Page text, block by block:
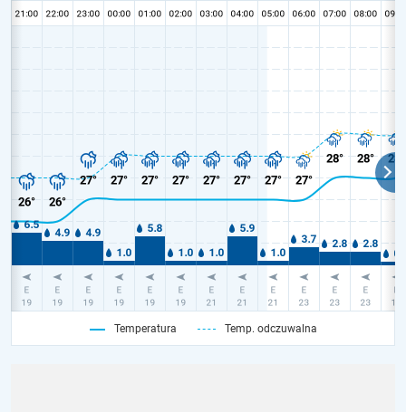
Temperatura Temp. odczuwalna